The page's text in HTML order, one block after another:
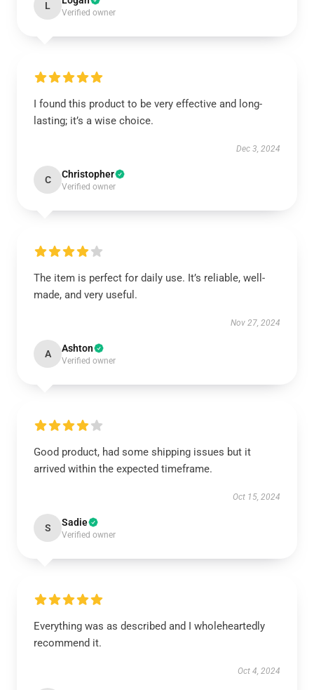
L
Verified owner
I found this product to be very effective and long-
lasting; it’s a wise choice.
Dec 3, 2024
C Christopher
Verified owner
The item is perfect for daily use. It’s reliable, well-
made, and very useful.
Nov 27, 2024
A Ashton
Verified owner
Good product, had some shipping issues but it
arrived within the expected timeframe.
Oct 15, 2024
S Sadie
Verified owner
Everything was as described and I wholeheartedly
recommend it.
Oct 4, 2024